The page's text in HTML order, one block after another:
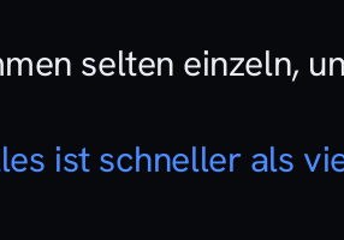
selten einzeln,
ist schneller als